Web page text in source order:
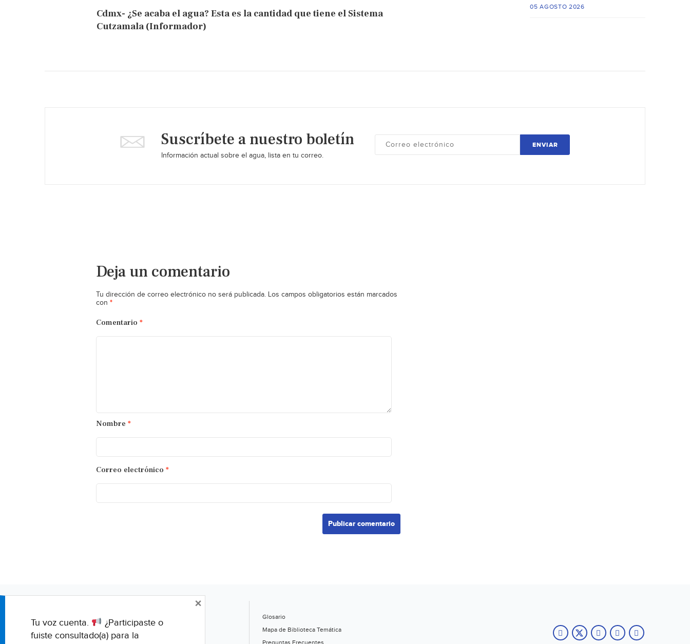
Cdmx- ¿Se acaba el agua? Esta es la cantidad que tiene el Sistema
Cutzamala (Informador)
05 AGOSTO 2026
Suscríbete a nuestro boletín
Información actual sobre el agua, lista en tu correo.
ENVIAR
Deja un comentario
Tu dirección de correo electrónico no será publicada. Los campos obligatorios están marcados
con *
Comentario *
Nombre *
Correo electrónico *
Glosario
Mapa de Biblioteca Temática
Tu voz cuenta.
¿Participaste o
fuiste consultado(a) para la
×